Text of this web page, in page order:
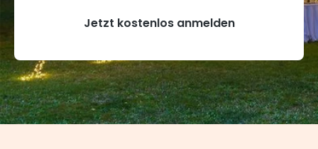
Jetzt kostenlos anmelden